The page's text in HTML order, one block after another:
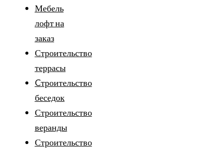
Мебель
лофт на
заказ
Строительство
террасы
Cтроительство
беседок
Строительство
веранды
Строительство